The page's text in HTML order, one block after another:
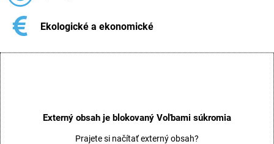
Ekologické a ekonomické
Externý obsah je blokovaný Voľbami súkromia
Prajete si načítať externý obsah?